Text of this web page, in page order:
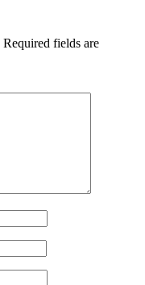
Required fields are